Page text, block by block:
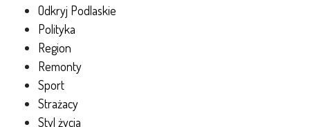
Odkryj Podlaskie
Polityka
Region
Remonty
Sport
Strażacy
Styl życia